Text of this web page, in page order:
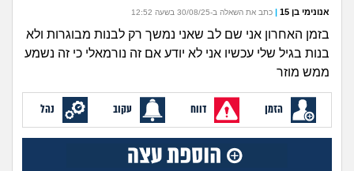
עצות חדשות
מה קורה כאן?
מתחם הטיפים
מדורים
אנונימי בן 15 | כתב את השאלה ב-30/08/25 בשעה 12:52
בזמן האחרון אני שם לב שאני נמשך רק לבנות מבוגרות ולא
בנות בגיל שלי עכשיו אני לא יודע אם זה נורמאלי כי זה נשמע
ממש מוזר
הזמן דווח עקוב נהל